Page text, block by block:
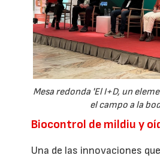
Mesa redonda 'El I+D, un
el campo a la
Biocontrol de mildiu y
Una de las innovaciones